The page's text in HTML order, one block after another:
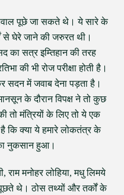
पूछे जा सकते थे। ये सारे के
से घेरे जाने की जरुरत थी।
का सत्र इम्तिहान की तरह
की भी रोज परीक्षा होती है।
सदन में जवाब देना पड़ता है।
के दौरान विपक्ष ने तो कुछ
तो मंत्रियों के लिए तो ये एक
कि क्या ये हमारे लोकतंत्र के
नुकसान हुआ।
राम मनोहर लोहिया, मधु लिमये
थे। ठोस तथ्यों और तर्कों के